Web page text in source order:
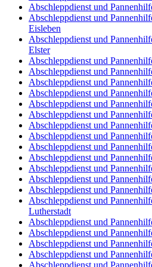
Abschleppdienst und
Abschleppdienst und
Eisleben
Abschleppdienst und
Elster
Abschleppdienst und
Abschleppdienst und
Abschleppdienst und
Abschleppdienst und
Abschleppdienst und
Abschleppdienst und
Abschleppdienst und
Abschleppdienst und
Abschleppdienst und
Abschleppdienst und
Abschleppdienst und
Abschleppdienst und
Abschleppdienst und
Abschleppdienst und
Lutherstadt
Abschleppdienst und
Abschleppdienst und
Abschleppdienst und
Abschleppdienst und
Abschleppdienst und